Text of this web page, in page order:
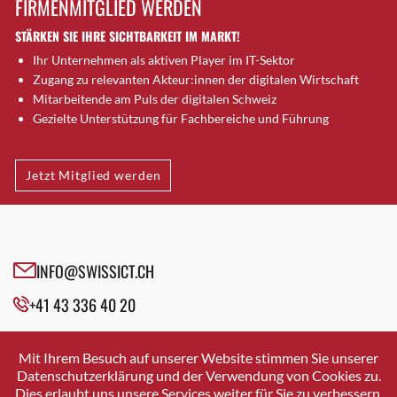
Brugg AG
Brütten
Bubendorf
Bubikon
Buchs (SG)
Bäretswil
Bülach
Cazis
Crissier
Davos Platz
Dierikon
Dietikon
FIRMENMITGLIED WERDEN
STÄRKEN SIE IHRE SICHTBARKEIT IM MARKT!
Ihr Unternehmen als aktiven Player im IT-Sektor
Zugang zu relevanten Akteur:innen der digitalen Wirtschaft
Mitarbeitende am Puls der digitalen Schweiz
Gezielte Unterstützung für Fachbereiche und Führung
Jetzt Mitglied werden
INFO@SWISSICT.CH
+41 43 336 40 20
SWISSICT
VULKANSTRASSE 120
8048 ZURICH
Mit Ihrem Besuch auf unserer Website stimmen Sie unserer
Datenschutzerklärung und der Verwendung von Cookies zu.
Dies erlaubt uns unsere Services weiter für Sie zu verbessern.